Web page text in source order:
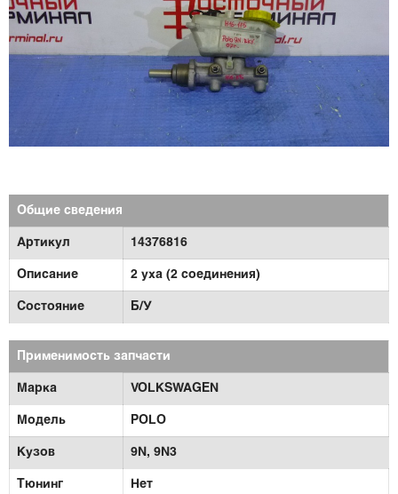
Общие сведения
Артикул 14376816
Описание 2 уха (2 соединения)
Состояние Б/У
Применимость запчасти
Марка VOLKSWAGEN
Модель POLO
Кузов 9N, 9N3
Тюнинг Нет